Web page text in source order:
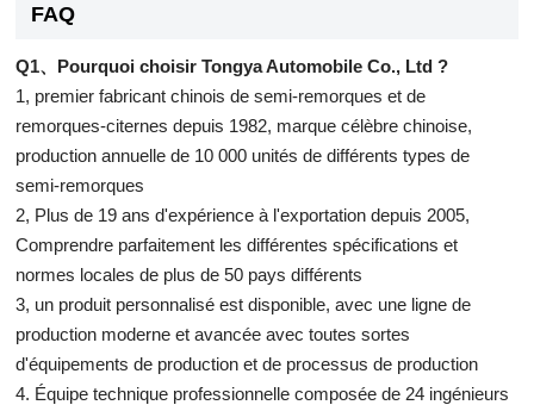
FAQ
Q1、Pourquoi choisir Tongya Automobile Co., Ltd ?
1, premier fabricant chinois de semi-remorques et de
remorques-citernes depuis 1982, marque célèbre chinoise,
production annuelle de 10 000 unités de différents types de
semi-remorques
2, Plus de 19 ans d'expérience à l'exportation depuis 2005,
Comprendre parfaitement les différentes spécifications et
normes locales de plus de 50 pays différents
3, un produit personnalisé est disponible, avec une ligne de
production moderne et avancée avec toutes sortes
d'équipements de production et de processus de production
4. Équipe technique professionnelle composée de 24 ingénieurs